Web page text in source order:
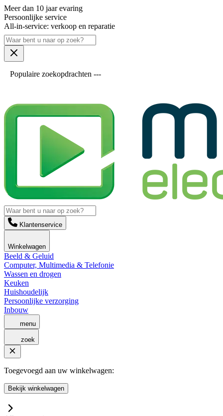
Meer dan 10 jaar evaring
Persoonlijke service
All-in-service: verkoop en reparatie
Populaire zoekopdrachten ---
Klantenservice
Winkelwagen
Beeld & Geluid
Computer, Multimedia & Telefonie
Wassen en drogen
Keuken
Huishoudelijk
Persoonlijke verzorging
Inbouw
menu
zoek
Toegevoegd aan uw winkelwagen:
Bekijk winkelwagen